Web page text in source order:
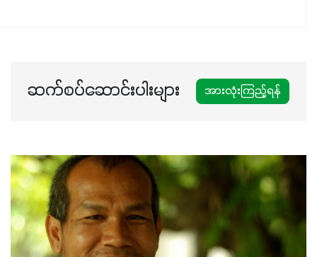
ဆက်စပ်ဆောင်းပါးများ အားလုံးကြည့်ရန်